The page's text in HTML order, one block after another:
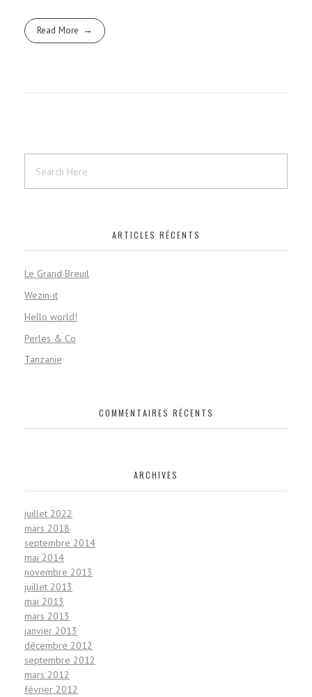
Read More
ARTICLES RÉCENTS
Le Grand Breuil
Wezin-it
Hello world!
Perles & Co
Tanzanie
COMMENTAIRES RÉCENTS
ARCHIVES
juillet 2022
mars 2018
septembre 2014
mai 2014
novembre 2013
juillet 2013
mai 2013
mars 2013
janvier 2013
décembre 2012
septembre 2012
mars 2012
février 2012